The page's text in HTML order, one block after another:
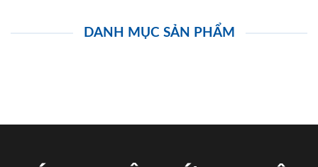
DANH MỤC SẢN PHẨM